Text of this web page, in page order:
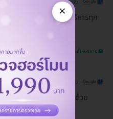
ดูรีวิวต้นฉบับ
นบางแค ประทับใจการบริการทุก
างดี ❤️
รีวิวสถานที่ให้บริการ 🏥
ดูรีวิวต้นฉบับ
สงสิว คือดีมาก ราคาถูกด้วย
×